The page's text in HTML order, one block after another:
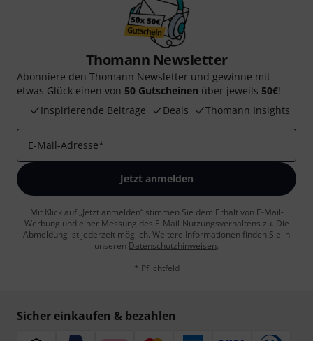
Thomann Newsletter
Abonniere den Thomann Newsletter und gewinne mit
etwas Glück einen von 50 Gutscheinen über jeweils 50€!
Inspirierende Beiträge
Deals Thomann Insights
E-Mail-Adresse*
Jetzt anmelden
Mit Klick auf „Jetzt anmelden“ stimmen Sie dem Erhalt von E-Mail-
Werbung und einer Messung des E-Mail-Nutzungsverhaltens zu. Die
Abmeldung ist jederzeit möglich. Weitere Informationen finden Sie in
unseren Datenschutzhinweisen.
* Pflichtfeld
Sicher einkaufen & bezahlen